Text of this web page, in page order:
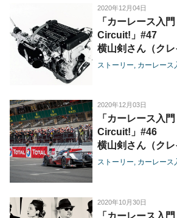
2020年12月04日
「カーレース入
Circuit!」#47
横山剣さん（ク
／野地秩嘉さん（
ストーリー カーレース
2020年12月03日
「カーレース入
Circuit!」#46
横山剣さん（ク
／野地秩嘉さん（
ストーリー カーレース
2020年10月30日
「カーレース入